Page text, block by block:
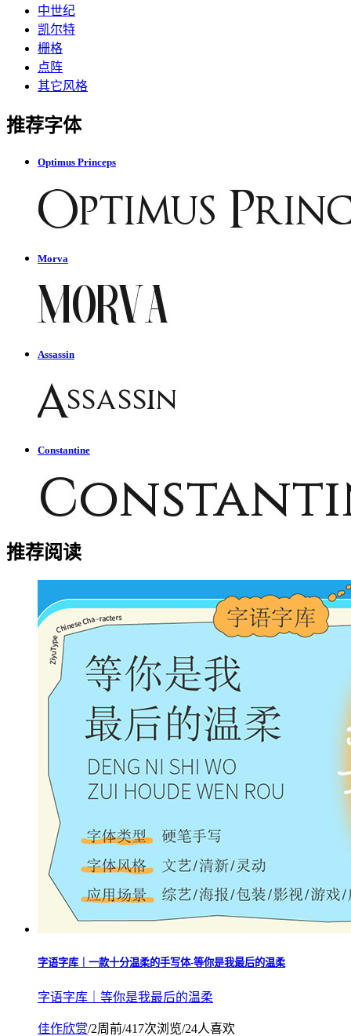
中世纪
凯尔特
栅格
点阵
其它风格
推荐字体
Optimus Princeps
Morva
Assassin
Constantine
推荐阅读
字语字库｜一款十分温柔的手写体-等你是我最后的温柔
字语字库｜等你是我最后的温柔
佳作欣赏/2周前/417次浏览/24人喜欢